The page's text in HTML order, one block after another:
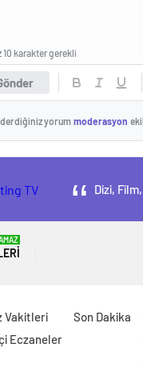
10 karakter gerekli
yorum moderasyon
Dizi,
Vakitleri
Eczaneler
Son Dakika